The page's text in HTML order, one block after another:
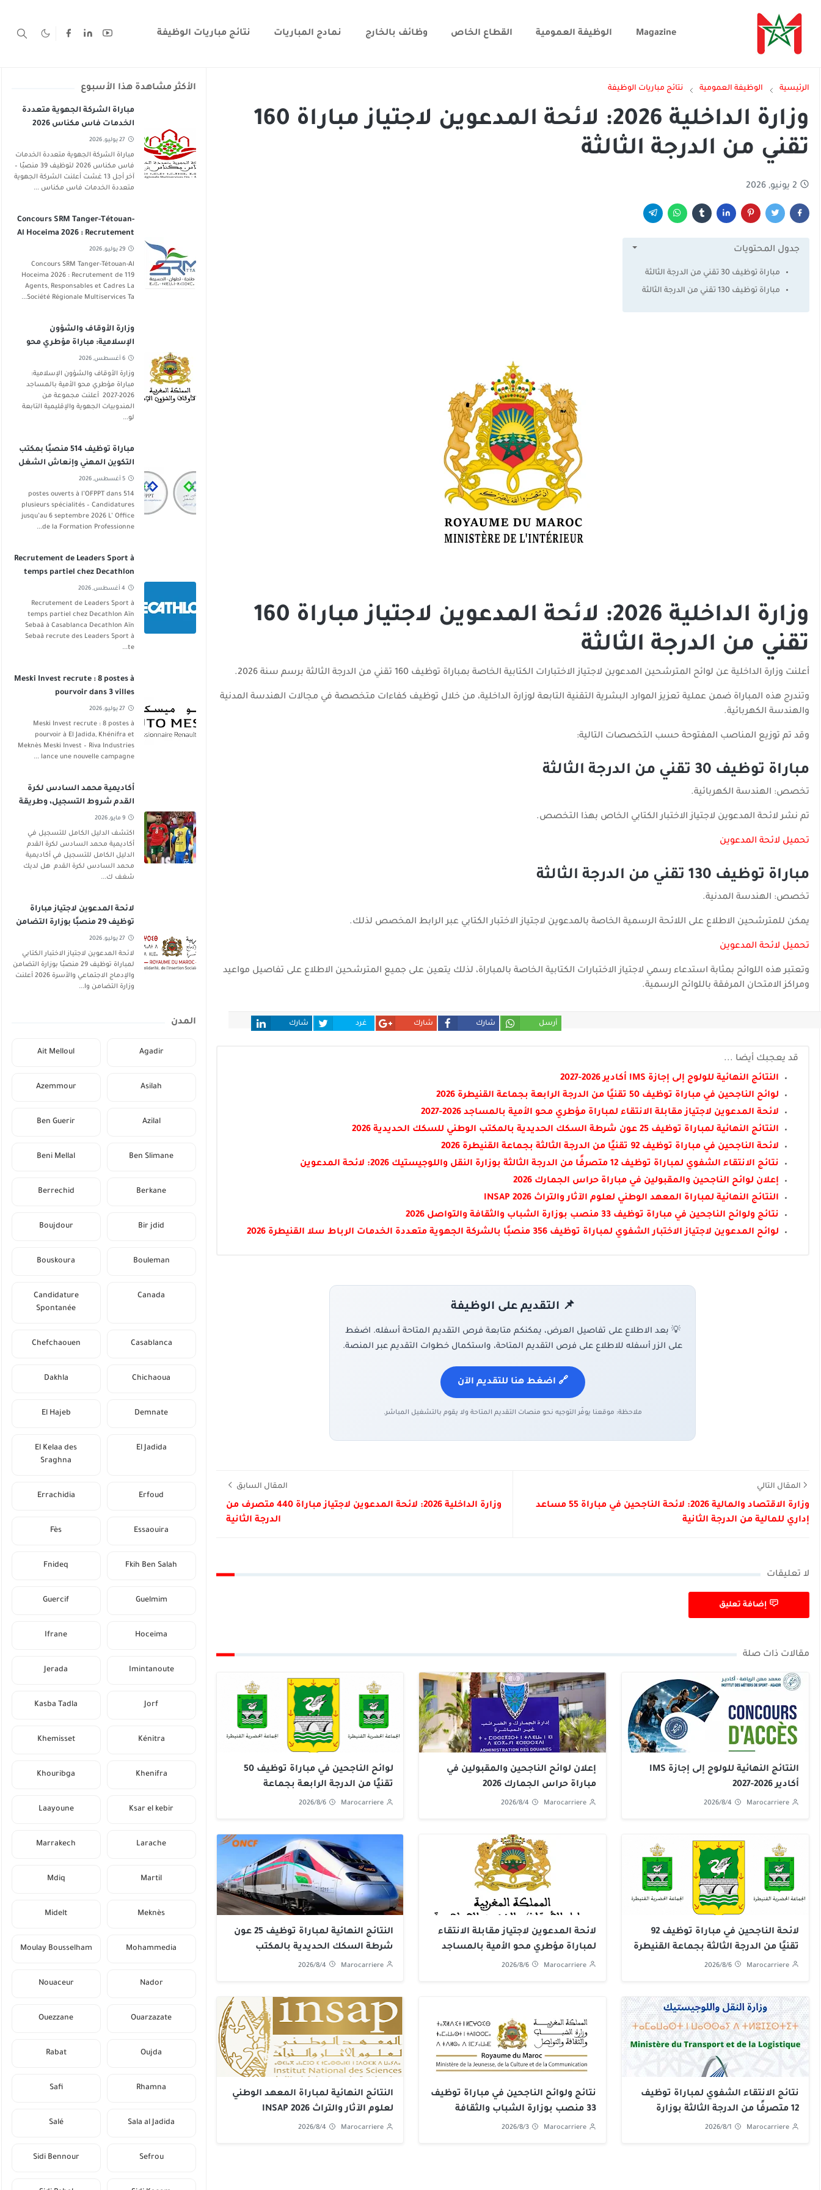
Magazine الوظيفة العمومية القطاع الخاص وظائف بالخارج نمادج المباريات نتائج مباريات الوظيفة
الرئيسية الوظيفة العمومية نتائج مباريات الوظيفة
وزارة الداخلية 2026: لائحة المدعوين لاجتياز مباراة 160
تقني من الدرجة الثالثة
2 يونيو, 2026
جدول المحتويات
مباراة توظيف 30 تقني من الدرجة الثالثة
مباراة توظيف 130 تقني من الدرجة الثالثة
وزارة الداخلية 2026: لائحة المدعوين لاجتياز مباراة 160
تقني من الدرجة الثالثة
أعلنت وزارة الداخلية عن لوائح المترشحين المدعوين لاجتياز الاختبارات الكتابية الخاصة بمباراة توظيف 160 تقني من الدرجة الثالثة برسم سنة 2026.
وتندرج هذه المباراة ضمن عملية تعزيز الموارد البشرية التقنية التابعة لوزارة الداخلية، من خلال توظيف كفاءات متخصصة في مجالات الهندسة المدنية
والهندسة الكهربائية.
وقد تم توزيع المناصب المفتوحة حسب التخصصات التالية:
مباراة توظيف 30 تقني من الدرجة الثالثة
تخصص: الهندسة الكهربائية.
تم نشر لائحة المدعوين لاجتياز الاختبار الكتابي الخاص بهذا التخصص.
تحميل لائحة المدعوين
مباراة توظيف 130 تقني من الدرجة الثالثة
تخصص: الهندسة المدنية.
يمكن للمترشحين الاطلاع على اللائحة الرسمية الخاصة بالمدعوين لاجتياز الاختبار الكتابي عبر الرابط المخصص لذلك.
تحميل لائحة المدعوين
وتعتبر هذه اللوائح بمثابة استدعاء رسمي لاجتياز الاختبارات الكتابية الخاصة بالمباراة، لذلك يتعين على جميع المترشحين الاطلاع على تفاصيل مواعيد
ومراكز الامتحان المرفقة باللوائح الرسمية.
شارك غرد شارك شارك أرسل
قد يعجبك أيضا ...
النتائج النهائية للولوج إلى إجازة IMS أكادير 2026-2027
لوائح الناجحين في مباراة توظيف 50 تقنيًا من الدرجة الرابعة بجماعة القنيطرة 2026
لائحة المدعوين لاجتياز مقابلة الانتقاء لمباراة مؤطري محو الأمية بالمساجد 2026-2027
النتائج النهائية لمباراة توظيف 25 عون شرطة السكك الحديدية بالمكتب الوطني للسكك الحديدية 2026
لائحة الناجحين في مباراة توظيف 92 تقنيًا من الدرجة الثالثة بجماعة القنيطرة 2026
نتائج الانتقاء الشفوي لمباراة توظيف 12 متصرفًا من الدرجة الثالثة بوزارة النقل واللوجيستيك 2026: لائحة المدعوين
إعلان لوائح الناجحين والمقبولين في مباراة حراس الجمارك 2026
النتائج النهائية لمباراة المعهد الوطني لعلوم الآثار والتراث INSAP 2026
نتائج ولوائح الناجحين في مباراة توظيف 33 منصب بوزارة الشباب والثقافة والتواصل 2026
لوائح المدعوين لاجتياز الاختبار الشفوي لمباراة توظيف 356 منصبًا بالشركة الجهوية متعددة الخدمات الرباط سلا القنيطرة 2026
📌 التقديم على الوظيفة
💡 بعد الاطلاع على تفاصيل العرض، يمكنكم متابعة فرص التقديم المتاحة أسفله. اضغط
على الزر أسفله للاطلاع على فرص التقديم المتاحة، واستكمال خطوات التقديم عبر المنصة.
🔗 اضغط هنا للتقديم الآن
ملاحظة: موقعنا يوفّر التوجيه نحو منصات التقديم المتاحة ولا يقوم بالتشغيل المباشر.
المقال التالي
وزارة الاقتصاد والمالية 2026: لائحة الناجحين في مباراة 55 مساعد
إداري للمالية من الدرجة الثانية
المقال السابق
وزارة الداخلية 2026: لائحة المدعوين لاجتياز مباراة 440 متصرف من
الدرجة الثانية
لا تعليقات
إضافة تعليق
مقالات ذات صلة
النتائج النهائية للولوج إلى إجازة IMS
أكادير 2026-2027
Marocarriere
2026/8/4
إعلان لوائح الناجحين والمقبولين في
مباراة حراس الجمارك 2026
Marocarriere
2026/8/4
لوائح الناجحين في مباراة توظيف 50
تقنيًا من الدرجة الرابعة بجماعة
القنيطرة 2026
Marocarriere
2026/8/6
لائحة الناجحين في مباراة توظيف 92
تقنيًا من الدرجة الثالثة بجماعة القنيطرة
2026
Marocarriere
2026/8/6
لائحة المدعوين لاجتياز مقابلة الانتقاء
لمباراة مؤطري محو الأمية بالمساجد
2026-2027
Marocarriere
2026/8/6
النتائج النهائية لمباراة توظيف 25 عون
شرطة السكك الحديدية بالمكتب
الوطني للسكك الحديدية 2026
Marocarriere
2026/8/4
نتائج الانتقاء الشفوي لمباراة توظيف
12 متصرفًا من الدرجة الثالثة بوزارة
Marocarriere
2026/8/1
نتائج ولوائح الناجحين في مباراة توظيف
33 منصب بوزارة الشباب والثقافة
والتواصل 2026
Marocarriere
2026/8/3
النتائج النهائية لمباراة المعهد الوطني
لعلوم الآثار والتراث INSAP 2026
Marocarriere
2026/8/4
الأكثر مشاهدة هذا الأسبوع
مباراة الشركة الجهوية متعددة
الخدمات فاس مكناس 2026
غشت 2026
27 يوليو, 2026
مباراة الشركة الجهوية متعددة الخدمات
فاس مكناس 2026 لتوظيف 39 منصبًا –
آخر أجل 13 غشت أعلنت الشركة الجهوية
متعددة الخدمات فاس مكناس ...
Concours SRM Tanger-Tétouan-
Al Hoceima 2026 : Recrutement
de 119 Postes
29 يوليو, 2026
Concours SRM Tanger-Tétouan-Al
Hoceima 2026 : Recrutement de 119
Agents, Responsables et Cadres La
Société Régionale Multiservices Ta...
وزارة الأوقاف والشؤون
الإسلامية: مباراة مؤطري محو
الأمية بالمساجد 2026-2027
6 أغسطس, 2026
وزارة الأوقاف والشؤون الإسلامية:
مباراة مؤطري محو الأمية بالمساجد
2026-2027 أعلنت مجموعة من
المندوبيات الجهوية والإقليمية التابعة
لو...
مباراة توظيف 514 منصبًا بمكتب
التكوين المهني وإنعاش الشغل
شتنبر 2026
5 أغسطس, 2026
514 postes ouverts à l’OFPPT dans
plusieurs spécialités – Candidatures
jusqu’au 6 septembre 2026 L’ Office
de la Formation Professionne...
Recrutement de Leaders Sport à
temps partiel chez Decathlon
Aïn Sebaâ
4 أغسطس, 2026
Recrutement de Leaders Sport à
temps partiel chez Decathlon Aïn
Sebaâ à Casablanca Decathlon Aïn
Sebaâ recrute des Leaders Sport à
te...
Meski Invest recrute : 8 postes à
pourvoir dans 3 villes
27 يوليو, 2026
Meski Invest recrute : 8 postes à
pourvoir à El Jadida, Khénifra et
Meknès Meski Invest – Riva Industries
lance une nouvelle campagne ...
أكاديمية محمد السادس لكرة
القدم شروط التسجيل، وطريقة
الانخراط
9 مايو, 2026
اكتشف الدليل الكامل للتسجيل في
أكاديمية محمد السادس لكرة القدم
الدليل الكامل للتسجيل في أكاديمية
محمد السادس لكرة القدم هل لديك
شغف ك...
لائحة المدعوين لاجتياز مباراة
توظيف 29 منصبًا بوزارة التضامن
والإدماج الاجتماعي والأسرة 2026
27 يوليو, 2026
لائحة المدعوين لاجتياز الاختبار الكتابي
لمباراة توظيف 29 منصبًا بوزارة التضامن
والإدماج الاجتماعي والأسرة 2026 أعلنت
وزارة التضامن وا...
المدن
Agadir
Ait Melloul
Asilah
Azemmour
Azilal
Ben Guerir
Ben Slimane
Beni Mellal
Berkane
Berrechid
Bir jdid
Boujdour
Bouleman
Bouskoura
Canada
Candidature
Spontanée
Casablanca
Chefchaouen
Chichaoua
Dakhla
Demnate
El Hajeb
El Jadida
El Kelaa des
Sraghna
Erfoud
Errachidia
Essaouira
Fès
Fkih Ben Salah
Fnideq
Guelmim
Guercif
Hoceima
Ifrane
Imintanoute
Jerada
Jorf
Kasba Tadla
Kénitra
Khemisset
Khenifra
Khouribga
Ksar el kebir
Laayoune
Larache
Marrakech
Martil
Mdiq
Meknès
Midelt
Mohammedia
Moulay Bousselham
Nador
Nouaceur
Ouarzazate
Ouezzane
Oujda
Rabat
Rhamna
Safi
Sala al Jadida
Salé
Sefrou
Sidi Bennour